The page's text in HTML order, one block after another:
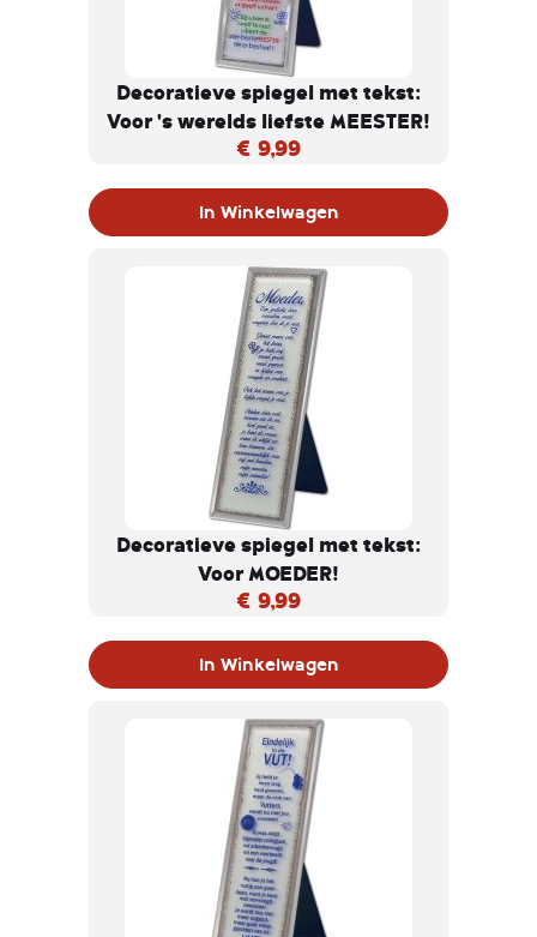
Decoratieve spiegel met tekst:
Voor 's werelds liefste MEESTER!
€ 9,99
In Winkelwagen
Decoratieve spiegel met tekst:
Voor MOEDER!
€ 9,99
In Winkelwagen